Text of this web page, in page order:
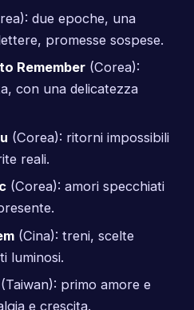
due epoche, una
promesse sospese.
Remember(Corea):
con una delicatezza
(Corea): ritorni impossibili
reali.
(Corea): amori specchiati
(Cina): treni, scelte
luminosi.
(Taiwan): primo amore e
e crescita.